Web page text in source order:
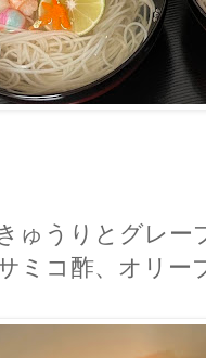
ゅうりとグレー
ミコ酢、オリー